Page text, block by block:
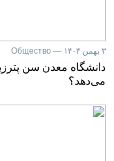
۳ بهمن ۱۴۰۴ — Общество
دانشگاه معدن سن
می‌دهد؟